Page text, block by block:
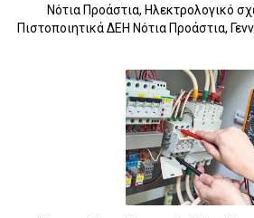
Νότια Προάστια, Ηλεκτρολογικό
Πιστοποιητικά ΔΕΗ Νότια Προάστια,